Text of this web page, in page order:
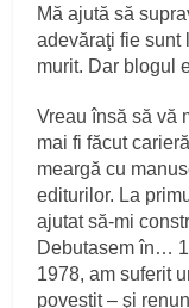
Mă ajută să
adevăraţi fie sunt
murit. Dar blogul
Vreau însă să vă
mai fi făcut
meargă cu
editurilor. La
ajutat să-mi
Debutasem în…
1978, am suferit
povestit – şi